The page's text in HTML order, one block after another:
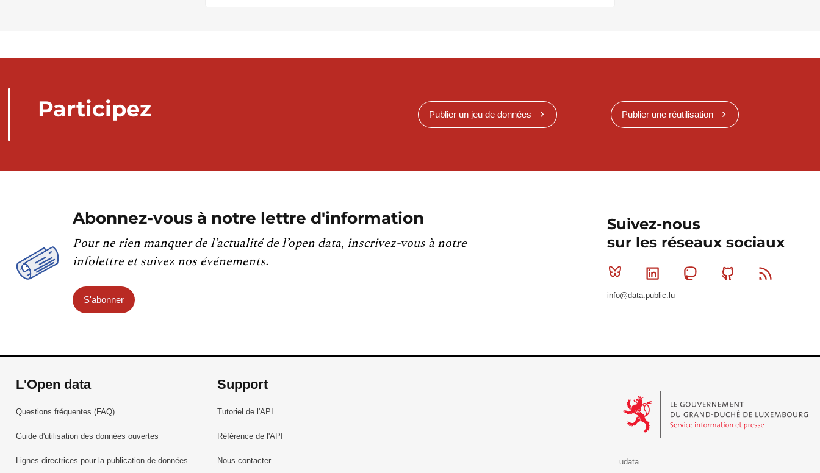
Participez Publier un jeu de données Publier une réutilisation
Abonnez-vous à notre lettre d'information
Pour ne rien manquer de l’actualité de l’open data, inscrivez-vous à notre
infolettre et suivez nos événements.
S'abonner
Suivez-nous
sur les réseaux sociaux
Bluesky Linkedin MastodonGithub
info@data.public.lu
L'Open data
Questions fréquentes (FAQ)
Guide d'utilisation des données ouvertes
Lignes directrices pour la publication de données
Support
Tutoriel de l'API
Référence de l'API
Nous contacter
udata